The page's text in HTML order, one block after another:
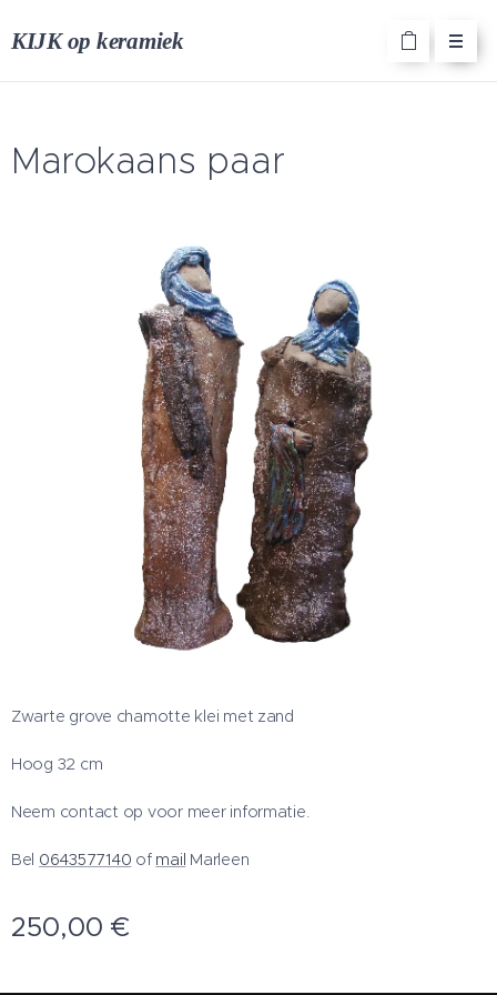
KIJK op keramiek
Marokaans paar
Zwarte grove chamotte klei met zand
Hoog 32 cm
Neem contact op voor meer informatie.
Bel 0643577140 of mail Marleen
250,00 €